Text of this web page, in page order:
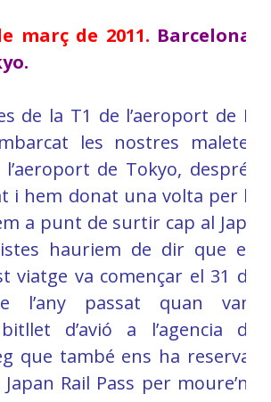
març de 2011. Barcelona-
de la T1 de l’aeroport de El
les nostres maletes
de Tokyo, després
i hem donat una volta per la
a punt de surtir cap al Japó
hauriem de dir que en
viatge va començar el 31 de
l’any passat quan vam
d’avió a l’agencia de
que també ens ha reservat
Rail Pass per moure’ns